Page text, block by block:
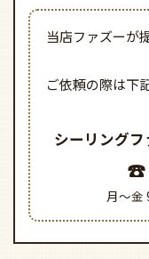
ご依頼の際は下
シーリング